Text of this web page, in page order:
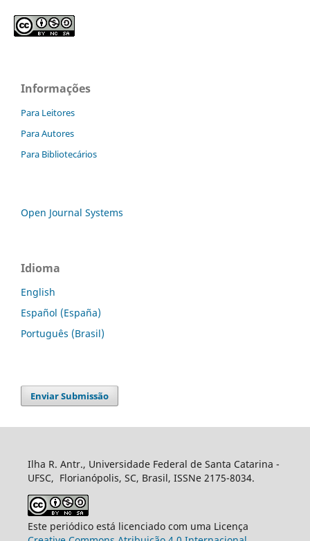
Informações
Para Leitores
Para Autores
Para Bibliotecários
Open Journal Systems
Idioma
English
Español (España)
Português (Brasil)
Enviar Submissão
Ilha R. Antr., Universidade Federal de Santa Catarina -
UFSC, Florianópolis, SC, Brasil, ISSNe 2175-8034.
Este periódico está licenciado com uma Licença